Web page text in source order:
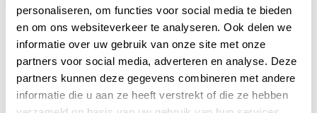
personaliseren, om functies voor social media te bieden
en om ons websiteverkeer te analyseren. Ook delen we
informatie over uw gebruik van onze site met onze
partners voor social media, adverteren en analyse. Deze
partners kunnen deze gegevens combineren met andere
informatie die u aan ze heeft verstrekt of die ze hebben
1